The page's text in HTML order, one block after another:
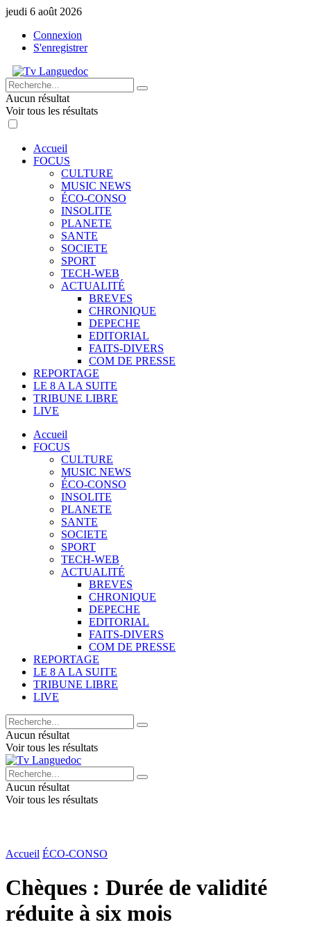
jeudi 6 août 2026
Connexion
S'enregistrer
Aucun résultat
Voir tous les résultats
Accueil
FOCUS
CULTURE
MUSIC NEWS
ÉCO-CONSO
INSOLITE
PLANETE
SANTE
SOCIETE
SPORT
TECH-WEB
ACTUALITÉ
BREVES
CHRONIQUE
DEPECHE
EDITORIAL
FAITS-DIVERS
COM DE PRESSE
REPORTAGE
LE 8 A LA SUITE
TRIBUNE LIBRE
LIVE
Accueil
FOCUS
CULTURE
MUSIC NEWS
ÉCO-CONSO
INSOLITE
PLANETE
SANTE
SOCIETE
SPORT
TECH-WEB
ACTUALITÉ
BREVES
CHRONIQUE
DEPECHE
EDITORIAL
FAITS-DIVERS
COM DE PRESSE
REPORTAGE
LE 8 A LA SUITE
TRIBUNE LIBRE
LIVE
Aucun résultat
Voir tous les résultats
Aucun résultat
Voir tous les résultats
Accueil ÉCO-CONSO
Chèques : Durée de validité
réduite à six mois